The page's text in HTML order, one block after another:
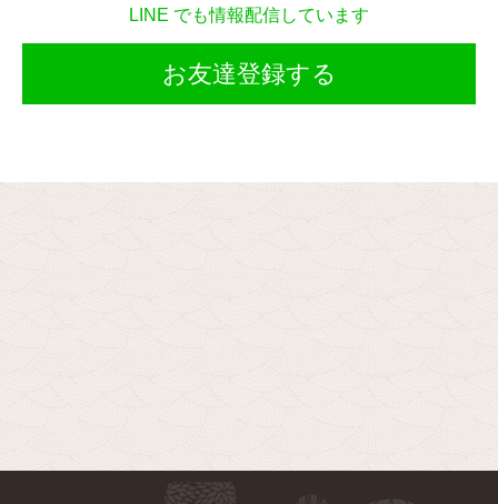
LINE でも情報配信しています
お友達登録する